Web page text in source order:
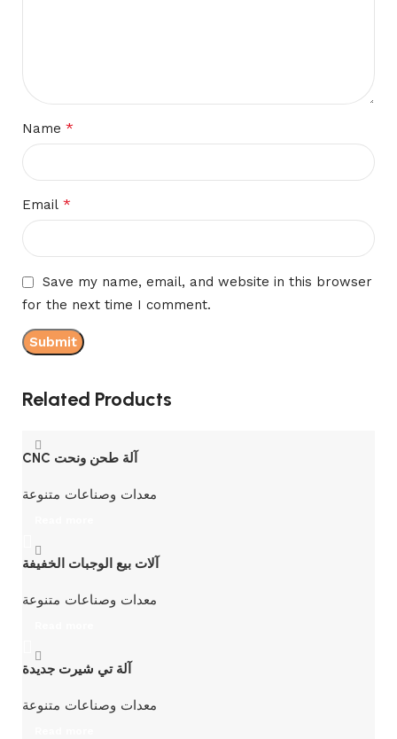
Name *
Email *
Save my name, email, and website in this browser
for the next time I comment.
Related Products
CNC آلة طحن ونحت
معدات وصناعات متنوعة
آلات بيع الوجبات الخفيفة
معدات وصناعات متنوعة
آلة تي شيرت جديدة
معدات وصناعات متنوعة